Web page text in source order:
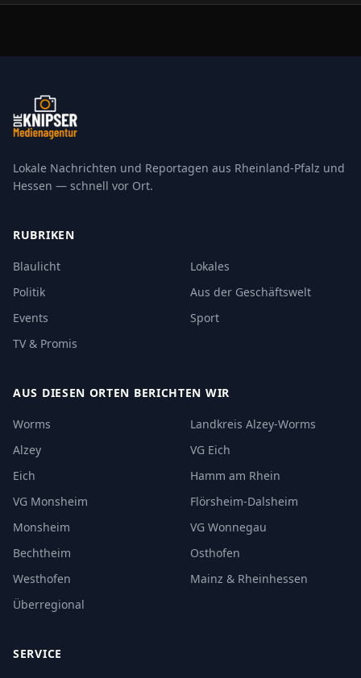
Lokale Nachrichten und Reportagen aus Rheinland-Pfalz und
Hessen — schnell vor Ort.
RUBRIKEN
Blaulicht
Lokales
Politik
Aus der Geschäftswelt
Events
Sport
TV & Promis
AUS DIESEN ORTEN BERICHTEN WIR
Worms
Landkreis Alzey-Worms
Alzey
VG Eich
Eich
Hamm am Rhein
VG Monsheim
Flörsheim-Dalsheim
Monsheim
VG Wonnegau
Bechtheim
Osthofen
Westhofen
Mainz & Rheinhessen
Überregional
SERVICE